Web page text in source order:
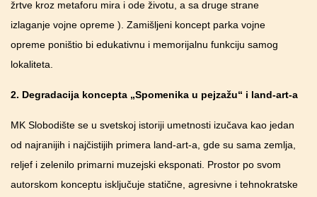
žrtve kroz metaforu mira i ode životu, a sa druge strane
izlaganje vojne opreme ). Zamišljeni koncept parka vojne
opreme poništio bi edukativnu i memorijalnu funkciju samog
lokaliteta.
2. Degradacija koncepta „Spomenika u pejzažu“ i land-art-a
MK Slobodište se u svetskoj istoriji umetnosti izučava kao jedan
od najranijih i najčistijih primera land-art-a, gde su sama zemlja,
reljef i zelenilo primarni muzejski eksponati. Prostor po svom
autorskom konceptu isključuje statične, agresivne i tehnokratske